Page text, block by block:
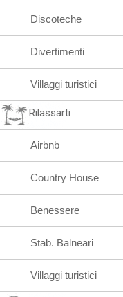
Discoteche
Divertimenti
Villaggi turistici
Rilassarti
Airbnb
Country House
Benessere
Stab. Balneari
Villaggi turistici